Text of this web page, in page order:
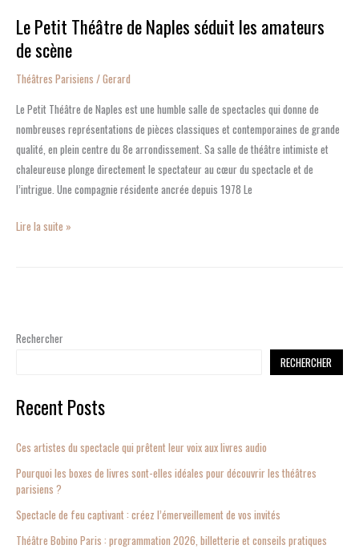
Rechercher
RECHERCHER
Recent Posts
Ces artistes du spectacle qui prêtent leur voix aux livres audio
Pourquoi les boxes de livres sont-elles idéales pour découvrir les théâtres
parisiens ?
Spectacle de feu captivant : créez l’émerveillement de vos invités
Théâtre Bobino Paris : programmation 2026, billetterie et conseils pratiques
Le Petit Théâtre de Naples séduit les amateurs
de scène
Théâtres Parisiens /Gerard
Le Petit Théâtre de Naples est une humble salle de spectacles qui donne de
nombreuses représentations de pièces classiques et contemporaines de grande
qualité, en plein centre du 8e arrondissement. Sa salle de théâtre intimiste et
chaleureuse plonge directement le spectateur au cœur du spectacle et de
l’intrigue. Une compagnie résidente ancrée depuis 1978 Le
amateurs
de
scène
Lire la suite »